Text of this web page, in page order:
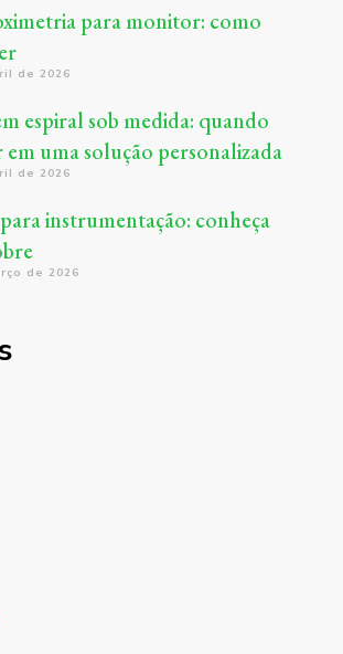
para monitor: como
de 2026
espiral sob medida: quando
em uma solução personalizada
de 2026
instrumentação: conheça
de 2026